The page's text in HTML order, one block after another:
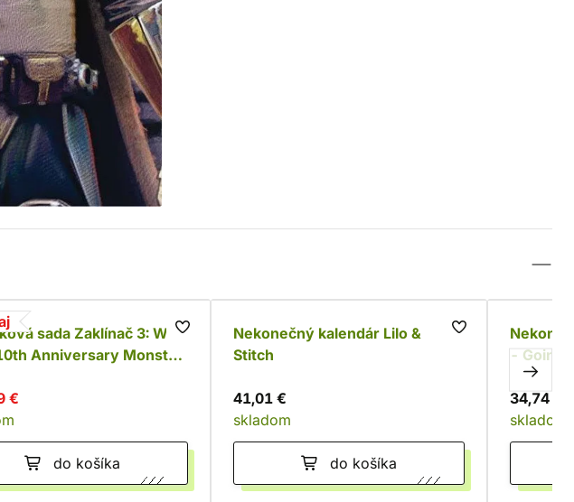
sada Zaklínač 3: Wild
Anniversary Monster
€
do košíka
Nekonečný kalendár Lilo &
Stitch
41,01 €
skladom
do košíka
- Going
34,74 €
skladom